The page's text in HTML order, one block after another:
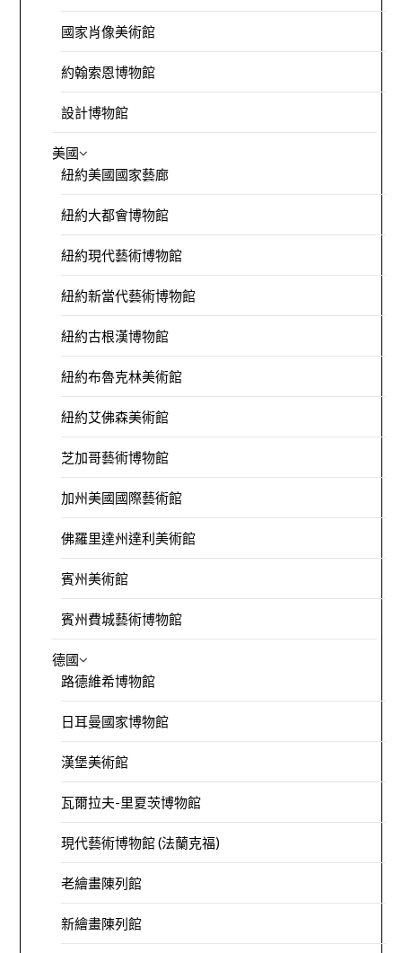
國家肖像美術館
約翰索恩博物館
設計博物館
美國
紐約美國國家藝廊
紐約大都會博物館
紐約現代藝術博物館
紐約新當代藝術博物館
紐約古根漢博物館
紐約布魯克林美術館
紐約艾佛森美術館
芝加哥藝術博物館
加州美國國際藝術館
佛羅里達州達利美術館
賓州美術館
賓州費城藝術博物館
德國
路德維希博物館
日耳曼國家博物館
漢堡美術館
瓦爾拉夫-里夏茨博物館
現代藝術博物館 (法蘭克福)
老繪畫陳列館
新繪畫陳列館